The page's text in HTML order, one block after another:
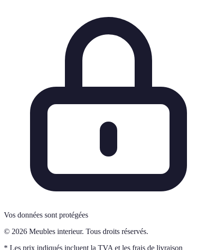
Vos données sont protégées
© 2026 Meubles interieur. Tous droits réservés.
* Les prix indiqués incluent la TVA et les frais de livraison